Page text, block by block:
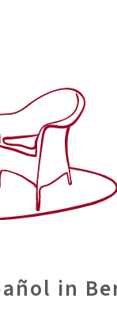
in